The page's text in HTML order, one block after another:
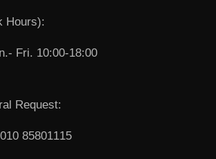
Hours):
Fri. 10:00-18:00
Request:
85801115